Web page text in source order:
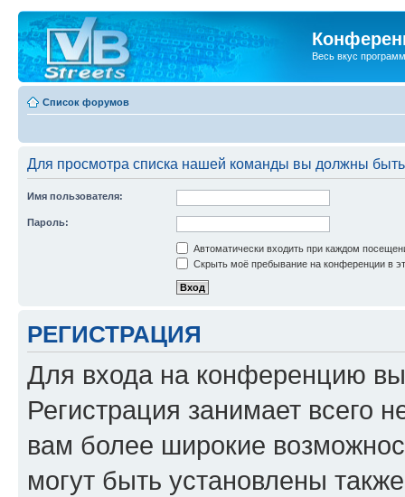
Весь вкус
Список форумов
Для просмотра списка нашей команды вы должны
Имя пользователя:
Пароль:
Автоматически входить при каждом
Скрыть моё пребывание на конференции в
РЕГИСТРАЦИЯ
Для входа на конференцию
Регистрация занимает всего
вам более широкие
могут быть установлены